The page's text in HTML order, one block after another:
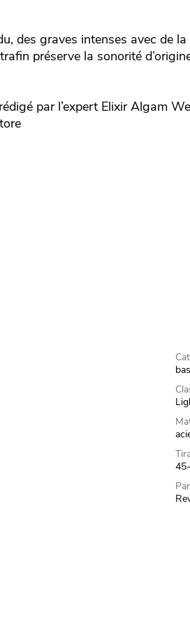
des graves intenses avec de
préserve la sonorité
par l’expert ElixirAlgam